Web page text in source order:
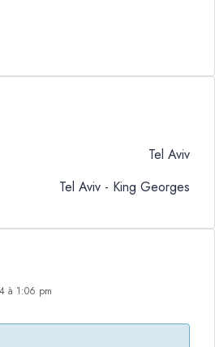
Tel Aviv
Tel Aviv - King Georges
à 1:06 pm